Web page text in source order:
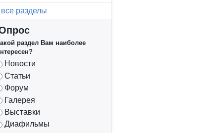
все разделы
раздел Вам наиболее
Новости
Статьи
Форум
Галерея
Выставки
Диафильмы